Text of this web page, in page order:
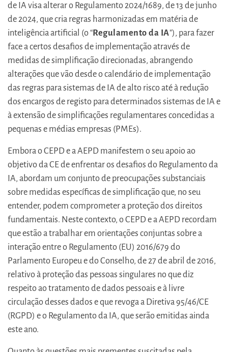
de IA visa alterar o Regulamento 2024/1689, de 13 de junho
de 2024, que cria regras harmonizadas em matéria de
inteligência artificial (o “Regulamento da IA"), para fazer
face a certos desafios de implementação através de
medidas de simplificação direcionadas, abrangendo
alterações que vão desde o calendário de implementação
das regras para sistemas de IA de alto risco até à redução
dos encargos de registo para determinados sistemas de IA e
à extensão de simplificações regulamentares concedidas a
pequenas e médias empresas (PMEs).
Embora o CEPD e a AEPD manifestem o seu apoio ao
objetivo da CE de enfrentar os desafios do Regulamento da
IA, abordam um conjunto de preocupações substanciais
sobre medidas específicas de simplificação que, no seu
entender, podem comprometer a proteção dos direitos
fundamentais. Neste contexto, o CEPD e a AEPD recordam
que estão a trabalhar em orientações conjuntas sobre a
interação entre o Regulamento (EU) 2016/679 do
Parlamento Europeu e do Conselho, de 27 de abril de 2016,
relativo à proteção das pessoas singulares no que diz
respeito ao tratamento de dados pessoais e à livre
circulação desses dados e que revoga a Diretiva 95/46/CE
(RGPD) e o Regulamento da IA, que serão emitidas ainda
este ano.